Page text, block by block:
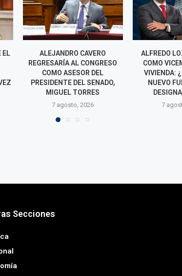
ALFREDO LOZADA ASUME
COMO VICEMINISTRO DE
VIVIENDA: ¿QUIÉN ES EL
NUEVO FUNCIONARIO
DESIGNADO POR...
7 agosto, 2026
BETSSY
RUMBO A
RECIBIR
7
Secciones